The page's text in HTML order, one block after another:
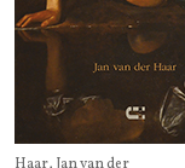
Haar, Jan van der